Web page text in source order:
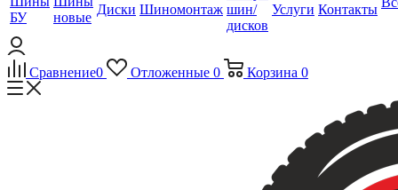
БУ
новые
Диски Шиномонтаж шин/
дисков
Услуги Контакты
Сравнение0 Отложенные 0 Корзина 0